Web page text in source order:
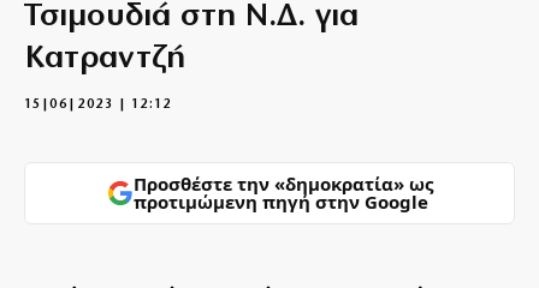
Τσιμουδιά στη Ν.Δ. για
Κατραντζή
15|06|2023 | 12:12
Προσθέστε την «δημοκρατία» ως
προτιμώμενη πηγή στην Google